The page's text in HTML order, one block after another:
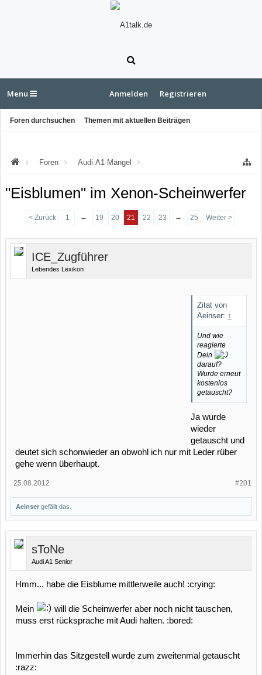
Menu
Foren durchsuchen Themen mit aktuellen Beiträgen
Anmelden Registrieren
Foren Audi A1 Mängel
Mängel an der Karosserie
"Eisblumen" im Xenon-Scheinwerfer
< Zurück 1 ← 19 20 21 22 23 → 25 Weiter >
ICE_Zugführer
Lebendes Lexikon
Zitat von
Aeinser: ↑
Und wie
reagierte
Dein
darauf?
Wurde erneut
kostenlos
getauscht?
Ja wurde
wieder
getauscht und
deutet sich schonwieder an obwohl ich nur mit Leder rüber
gehe wenn überhaupt.
#201
25.08.2012
Aeinser gefällt das.
sToNe
Audi A1 Senior
Hmm... habe die Eisblume mittlerweile auch! :crying:
Mein
will die Scheinwerfer aber noch nicht tauschen,
muss erst rücksprache mit Audi halten. :bored:
Immerhin das Sitzgestell wurde zum zweitenmal getauscht
:razz: